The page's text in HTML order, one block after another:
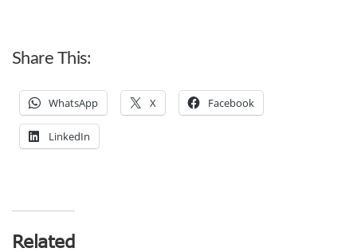
Share This:
WhatsApp X Facebook
LinkedIn
Related